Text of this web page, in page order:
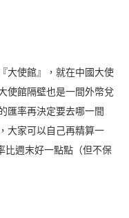
大使館』，就在中國大使
使館隔壁也是一間外幣兌
匯率再決定要去哪一間
大家可以自己再精算一
比週末好一點點（但不保